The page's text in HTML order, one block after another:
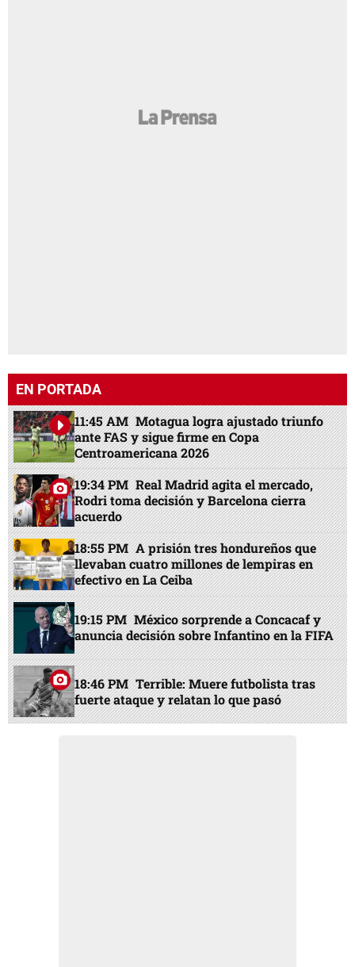
EN PORTADA
11:45 AM Motagua logra ajustado triunfo
ante FAS y sigue firme en Copa
Centroamericana 2026
19:34 PM Real Madrid agita el mercado,
Rodri toma decisión y Barcelona cierra
acuerdo
18:55 PM A prisión tres hondureños que
llevaban cuatro millones de lempiras en
efectivo en La Ceiba
19:15 PM México sorprende a Concacaf y
anuncia decisión sobre Infantino en la FIFA
18:46 PM Terrible: Muere futbolista tras
fuerte ataque y relatan lo que pasó